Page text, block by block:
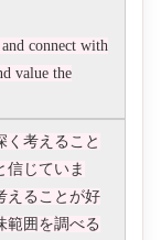
connect with
value the
く考えること
信じていま
えることが好
範囲を調べる